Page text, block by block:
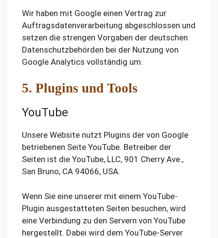
Wir haben mit Google einen Vertrag zur
Auftragsdatenverarbeitung abgeschlossen und
setzen die strengen Vorgaben der deutschen
Datenschutzbehörden bei der Nutzung von
Google Analytics vollständig um.
5. Plugins und Tools
YouTube
Unsere Website nutzt Plugins der von Google
betriebenen Seite YouTube. Betreiber der
Seiten ist die YouTube, LLC, 901 Cherry Ave.,
San Bruno, CA 94066, USA.
Wenn Sie eine unserer mit einem YouTube-
Plugin ausgestatteten Seiten besuchen, wird
eine Verbindung zu den Servern von YouTube
hergestellt. Dabei wird dem YouTube-Server